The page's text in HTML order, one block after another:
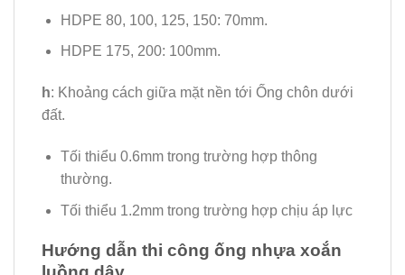
HDPE 80, 100, 125, 150: 70mm.
HDPE 175, 200: 100mm.
h: Khoảng cách giữa mặt nền tới Ống chôn dưới
đất.
Tối thiểu 0.6mm trong trường hợp thông
thường.
Tối thiểu 1.2mm trong trường hợp chịu áp lực
Hướng dẫn thi công ống nhựa xoắn